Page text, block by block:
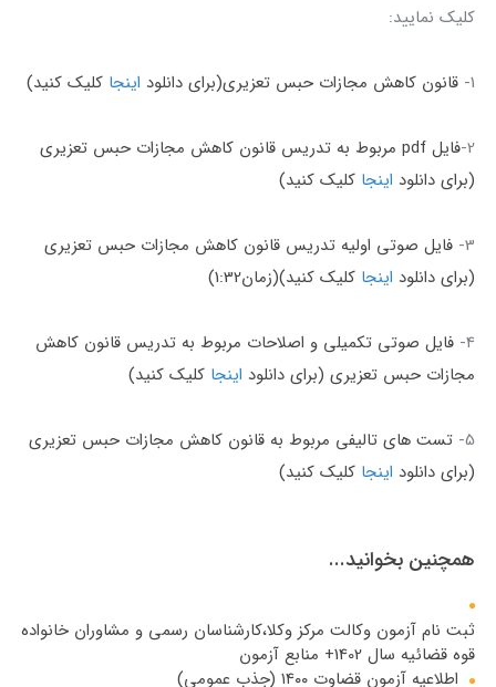
کلیک نمایید:
1- قانون کاهش مجازات حبس تعزیری(برای دانلود اینجا کلیک کنید)
2-
فایل pdf مربوط به تدریس قانون کاهش مجازات حبس تعزیری
(برای دانلود اینجا کلیک کنید)
3- فایل صوتی اولیه تدریس قانون کاهش مجازات حبس تعزیری
(برای دانلود اینجا کلیک کنید)(زمان1:32)
4- فایل صوتی تکمیلی و اصلاحات مربوط به تدریس قانون کاهش
مجازات حبس تعزیری (برای دانلود اینجا کلیک کنید)
5- تست های تالیفی مربوط به قانون کاهش مجازات حبس تعزیری
(برای دانلود اینجا کلیک کنید)
همچنین بخوانید...
ثبت نام آزمون وكالت مركز وكلا،كارشناسان رسمی و مشاوران خانواده
قوه قضائیه سال 1402+ منابع آزمون
اطلاعیه آزمون قضاوت ۱۴۰۰ (جذب عمومی)